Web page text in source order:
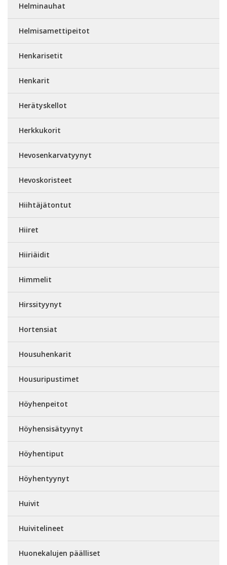
Helminauhat
Helmisamettipeitot
Henkarisetit
Henkarit
Herätyskellot
Herkkukorit
Hevosenkarvatyynyt
Hevoskoristeet
Hiihtäjätontut
Hiiret
Hiiriäidit
Himmelit
Hirssityynyt
Hortensiat
Housuhenkarit
Housuripustimet
Höyhenpeitot
Höyhensisätyynyt
Höyhentiput
Höyhentyynyt
Huivit
Huivitelineet
Huonekalujen päälliset